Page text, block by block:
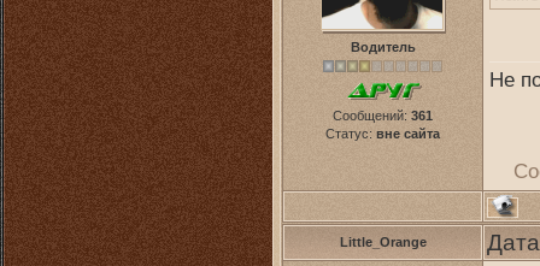
Водитель
Сообщений: 361
Статус: вне сайта
Не
Little_Orange